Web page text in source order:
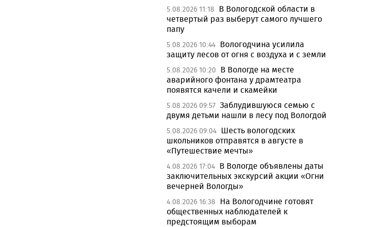
5.08.2026 11:18
В Вологодской области в
четвертый раз выберут самого лучшего
папу
5.08.2026 10:44 Вологодчина усилила
защиту лесов от огня с воздуха и с земли
5.08.2026 10:20
В Вологде на месте
аварийного фонтана у драмтеатра
появятся качели и скамейки
5.08.2026 09:57 Заблудившуюся семью с
двумя детьми нашли в лесу под Вологдой
5.08.2026 09:04 Шесть вологодских
школьников отправятся в августе в
«Путешествие мечты»
4.08.2026 17:04 В Вологде объявлены даты
заключительных экскурсий акции «Огни
вечерней Вологды»
4.08.2026 16:38
На Вологодчине готовят
общественных наблюдателей к
предстоящим выборам